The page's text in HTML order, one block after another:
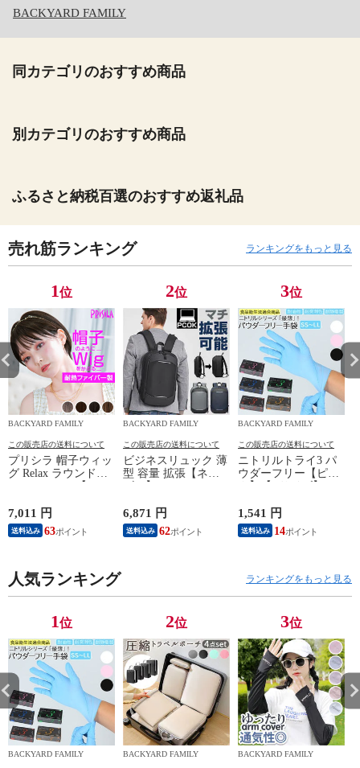
BACKYARD FAMILY
同カテゴリのおすすめ商品
別カテゴリのおすすめ商品
ふるさと納税百選のおすすめ返礼品
売れ筋ランキング ランキングをもっと見る
1位
BACKYARD FAMILY
この販売店の送料について
プリシラ 帽子ウィッ
グ Relax ラウンドマ
ッシュ BO-05【TDB/
ン】
7,011 円
送料込み 63
2位
BACKYARD FAMILY
この販売店の送料について
ビジネスリュック 薄
型 容量 拡張【ネイ
ビー】
6,871 円
送料込み 62
3位
BACKYARD FAMILY
この販売店の送料について
ニトリルトライ3 パ
ウダーフリー【ピン
ク】【Lサイズ】
1,541 円
送料込み 14
人気ランキング ランキングをもっと見る
1位
BACKYARD FAMILY
2位
BACKYARD FAMILY
3位
BACKYARD FAMILY